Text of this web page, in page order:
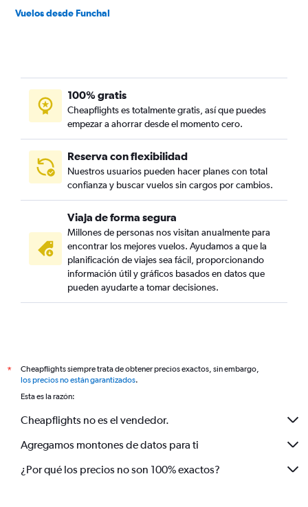
Vuelos desde Funchal
100% gratis
Cheapflights es totalmente gratis, así que puedes
empezar a ahorrar desde el momento cero.
Reserva con flexibilidad
Nuestros usuarios pueden hacer planes con total
confianza y buscar vuelos sin cargos por cambios.
Viaja de forma segura
Millones de personas nos visitan anualmente para
encontrar los mejores vuelos. Ayudamos a que la
planificación de viajes sea fácil, proporcionando
información útil y gráficos basados en datos que
pueden ayudarte a tomar decisiones.
*
Cheapflights siempre trata de obtener precios exactos, sin embargo,
los precios no están garantizados.
Esta es la razón:
Cheapflights no es el vendedor.
Agregamos montones de datos para ti
¿Por qué los precios no son 100% exactos?